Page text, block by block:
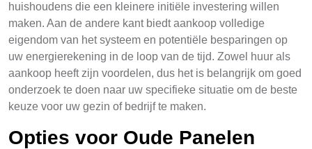
huishoudens die een kleinere initiële investering willen
maken. Aan de andere kant biedt aankoop volledige
eigendom van het systeem en potentiële besparingen op
uw energierekening in de loop van de tijd. Zowel huur als
aankoop heeft zijn voordelen, dus het is belangrijk om goed
onderzoek te doen naar uw specifieke situatie om de beste
keuze voor uw gezin of bedrijf te maken.
Opties voor Oude Panelen